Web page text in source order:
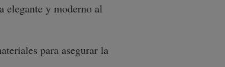
elegante y moderno al
para asegurar la